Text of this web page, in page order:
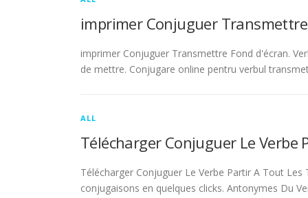
imprimer Conjuguer
imprimer Conjuguer Transmettre Fond d'écran.
de mettre. Conjugare online pentru verbul
ALL
Télécharger Conjuguer Le Verbe
Télécharger Conjuguer Le Verbe Partir A Tout
conjugaisons en quelques clicks. Antonymes Du